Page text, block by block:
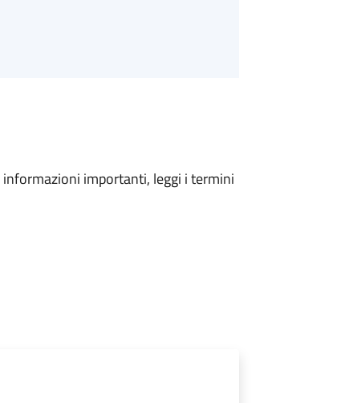
importanti, leggi i termini